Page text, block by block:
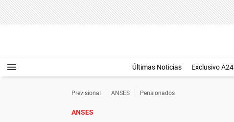
Últimas Noticias Exclusivo A24
Previsional ANSES Pensionados
ANSES